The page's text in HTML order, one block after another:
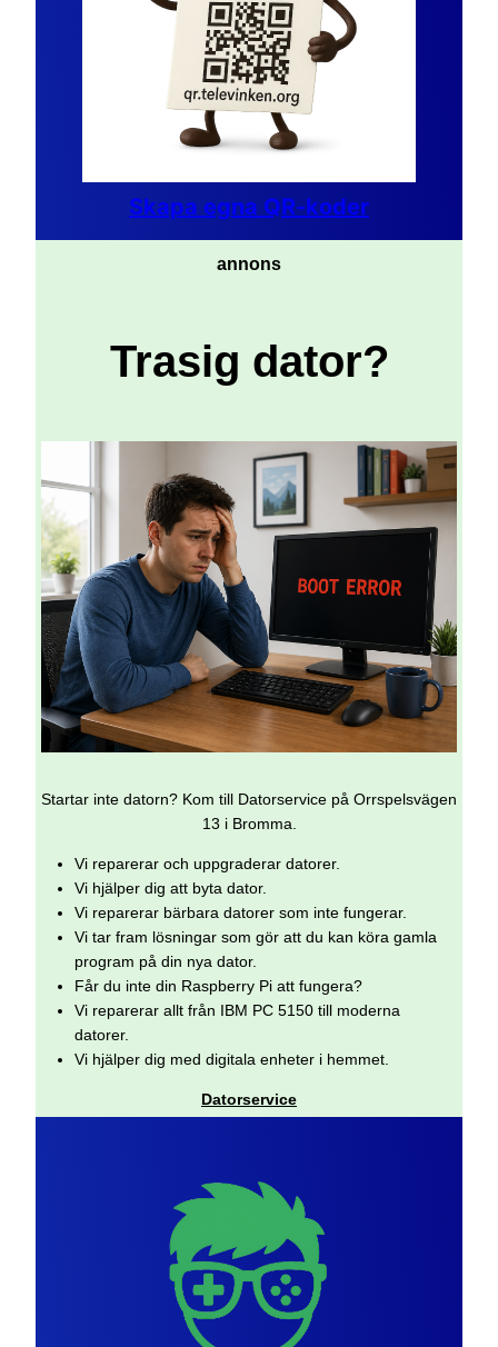
Skapa egna QR-koder
annons
Trasig dator?
Startar inte datorn? Kom till Datorservice på Orrspelsvägen
13 i Bromma.
Vi reparerar och uppgraderar datorer.
Vi hjälper dig att byta dator.
Vi reparerar bärbara datorer som inte fungerar.
Vi tar fram lösningar som gör att du kan köra gamla
program på din nya dator.
Får du inte din Raspberry Pi att fungera?
Vi reparerar allt från IBM PC 5150 till moderna
datorer.
Vi hjälper dig med digitala enheter i hemmet.
Datorservice